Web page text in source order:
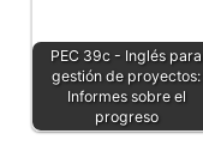
PEC 39c - Inglés para
gestión de proyectos:
Informes sobre el
progreso